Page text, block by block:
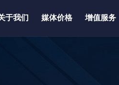
于我们 媒体价格 增值服务